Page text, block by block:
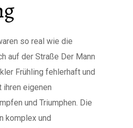
so real wie die
auf der Straße Der Mann
Frühling fehlerhaft und
eigenen
und Triumphen. Die
komplex und